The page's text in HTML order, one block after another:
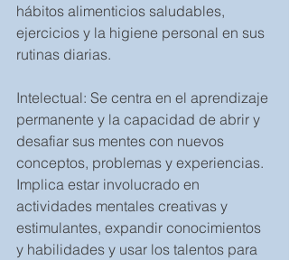
hábitos alimenticios saludables,
ejercicios y la higiene personal en sus
rutinas diarias.
Intelectual: Se centra en el aprendizaje
permanente y la capacidad de abrir y
desafiar sus mentes con nuevos
conceptos, problemas y experiencias.
Implica estar involucrado en
actividades mentales creativas y
estimulantes, expandir conocimientos
y habilidades y usar los talentos para